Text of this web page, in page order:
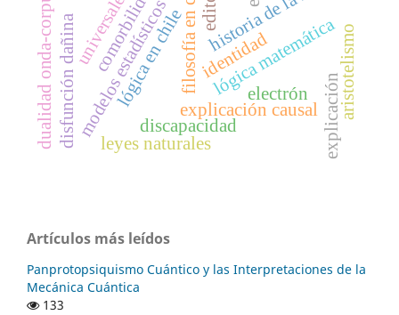
filosofía en chile
lógica en chile identidad
lógica matemática
modelos estadísticos explicación causal
disfunción dañina discapacidad
comorbilidad
universales
leyes naturales
aristotelismo
electrón
dualidad onda-corpúsculo explicación
Artículos más leídos
Panprotopsiquismo Cuántico y las Interpretaciones de la
Mecánica Cuántica
133